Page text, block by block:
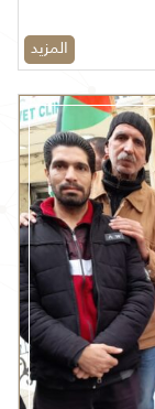
المزيد